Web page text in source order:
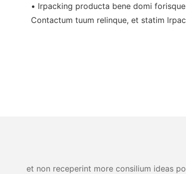
• lrpacking producta bene domi
Contactum tuum relinque, et statim
et non receperint more consilium ideas